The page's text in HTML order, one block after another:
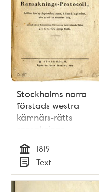
Stockholms norra
förstads westra
kämnärs-rätts
ransaknings-
protocoll, hållna
den 27 september,
samt, å
Smedjegården, den
Tid
1819
Typ
Text